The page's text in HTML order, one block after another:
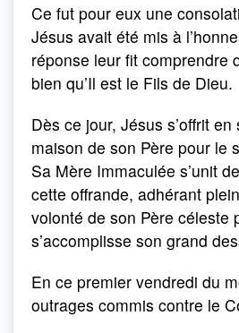
Ce fut pour eux une
Jésus avait été mis à
réponse leur fit comprendre
bien qu’Il est le Fils de Dieu.
Dès ce jour, Jésus s’offrit
maison de son Père pour le
Sa Mère Immaculée s’unit
cette offrande, adhérant
volonté de son Père céleste
s’accomplisse son grand
En ce premier vendredi du
outrages commis contre le